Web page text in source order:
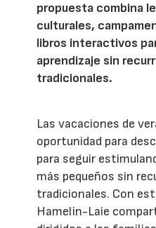
propuesta combina
culturales,
libros interactivos
aprendizaje sin
tradicionales.
Las vacaciones de
oportunidad para
para seguir
más pequeños sin
tradicionales. Con
Hamelin-Laie